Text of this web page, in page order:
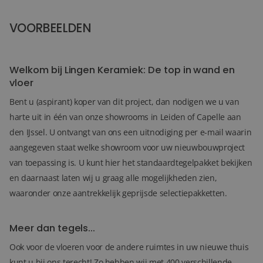
VOORBEELDEN
Welkom bij Lingen Keramiek: De top in wand en
vloer
Bent u (aspirant) koper van dit project, dan nodigen we u van
harte uit in één van onze showrooms in Leiden of Capelle aan
den IJssel. U ontvangt van ons een uitnodiging per e-mail waarin
aangegeven staat welke showroom voor uw nieuwbouwproject
van toepassing is. U kunt hier het standaardtegelpakket bekijken
en daarnaast laten wij u graag alle mogelijkheden zien,
waaronder onze aantrekkelijk geprijsde selectiepakketten.
Meer dan tegels...
Ook voor de vloeren voor de andere ruimtes in uw nieuwe thuis